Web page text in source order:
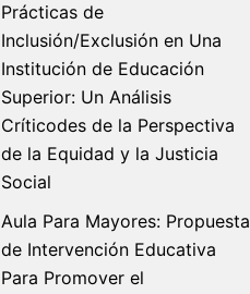
Prácticas de
Inclusión/Exclusión en Una
Institución de Educación
Superior: Un Análisis
Críticodes de la Perspectiva
de la Equidad y la Justicia
Social
Aula Para Mayores: Propuesta
de Intervención Educativa
Para Promover el